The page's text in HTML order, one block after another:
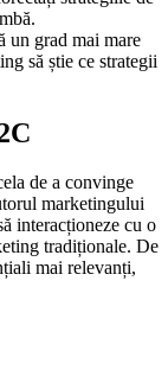
un grad mai mare
să știe ce strategii
de a convinge
marketingului
interacționeze cu o
tradiționale. De
mai relevanți,